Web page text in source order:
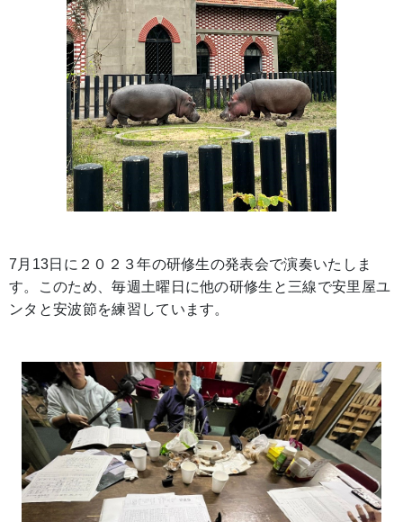
7月13日に２０２３年の研修生の発表会で演奏いたしま
す。このため、毎週土曜日に他の研修生と三線で安里屋ユ
ンタと安波節を練習しています。